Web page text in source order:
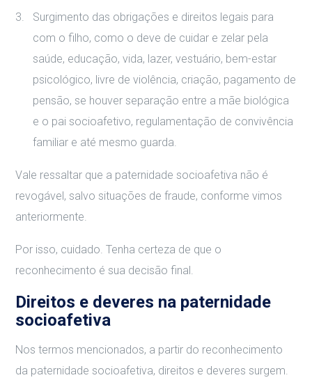
Surgimento das obrigações e direitos legais para
com o filho, como o deve de cuidar e zelar pela
saúde, educação, vida, lazer, vestuário, bem-estar
psicológico, livre de violência, criação, pagamento de
pensão, se houver separação entre a mãe biológica
e o pai socioafetivo, regulamentação de convivência
familiar e até mesmo guarda.
Vale ressaltar que a paternidade socioafetiva não é
revogável, salvo situações de fraude, conforme vimos
anteriormente.
Por isso, cuidado. Tenha certeza de que o
reconhecimento é sua decisão final.
Direitos e deveres na paternidade
socioafetiva
Nos termos mencionados, a partir do reconhecimento
da paternidade socioafetiva, direitos e deveres surgem.